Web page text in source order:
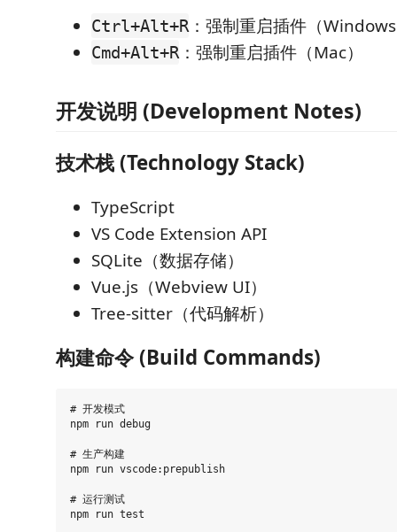
Ctrl+Alt+R：强制重启插件（
Cmd+Alt+R：强制重启插件（Mac）
开发说明 (Development Notes)
技术栈 (Technology Stack)
TypeScript
VS Code Extension API
SQLite（数据存储）
Vue.js（Webview UI）
Tree-sitter（代码解析）
构建命令 (Build Commands)
# 开发模式
npm run debug
# 生产构建
npm run vscode:prepublish
# 运行测试